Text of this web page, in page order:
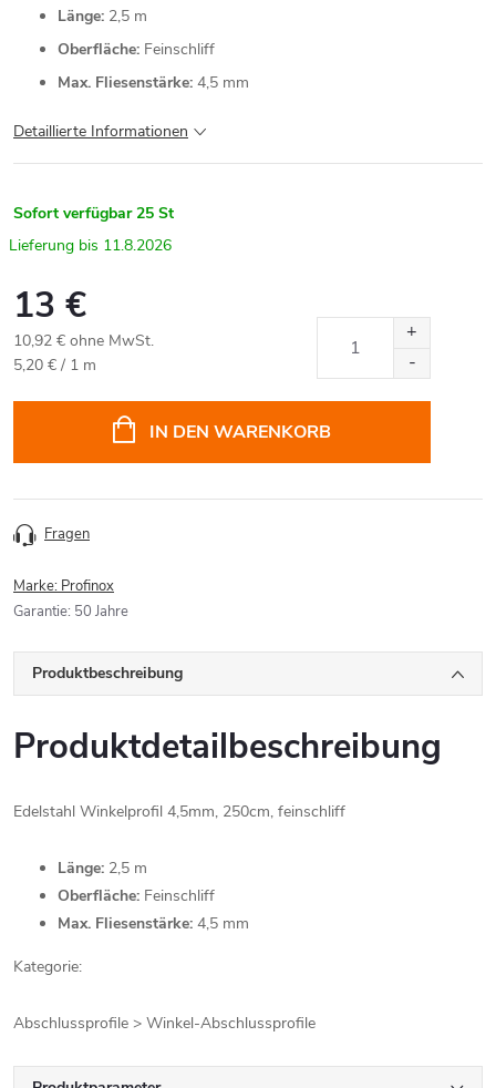
Länge: 2,5 m
Oberfläche: Feinschliff
Max. Fliesenstärke: 4,5 mm
Detaillierte Informationen
Sofort verfügbar 25 St
11.8.2026
13 €
10,92 € ohne MwSt.
Verkaufspreis:
5,20 € / 1 m
IN DEN WARENKORB
Fragen
Marke: Profinox
Garantie: 50 Jahre
Produktbeschreibung
Produktdetailbeschreibung
Edelstahl Winkelprofil 4,5mm, 250cm, feinschliff
Länge: 2,5 m
Oberfläche: Feinschliff
Max. Fliesenstärke: 4,5 mm
Kategorie:
Abschlussprofile > Winkel-Abschlussprofile